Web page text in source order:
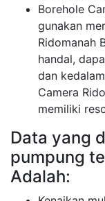
Borehole
gunakan
Ridomanah
handal,
dan
Camera
memiliki
Data yang
pumpung
Adalah: